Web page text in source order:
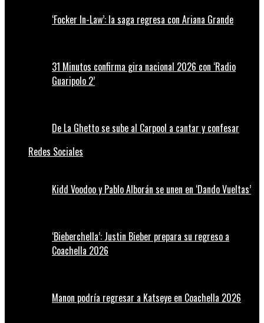
‘Focker In-Law’: la saga regresa con Ariana Grande
31 Minutos confirma gira nacional 2026 con ‘Radio
Guaripolo 2’
De La Ghetto se sube al Carpool a cantar y confesar
Redes Sociales
Kidd Voodoo y Pablo Alborán se unen en ‘Dando Vueltas’
‘Bieberchella’: Justin Bieber prepara su regreso a
Coachella 2026
Manon podría regresar a Katseye en Coachella 2026